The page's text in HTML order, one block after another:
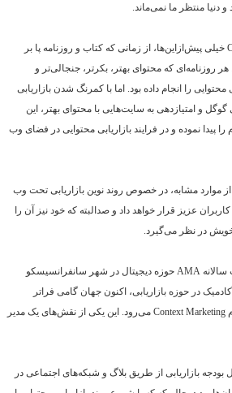
دنیا منتظر ما نمی‌ماند.
خیلی پیش‌ازاین‌ها، از زمانی که کتاب و روزنامه پا بر
روزنامه‌ای که محتوای بهتر، بکرتر، جنجالی‌تر و
را انجام داده بود. اما با کمرنگ شدن بازاریابی
و امتیازدهی به سایت‌هایی با محتوای بهتر، این
پیدا نموده و در فرایند بازاریابی محتوایی در فضای وب
موارد مشابه، در خصوص روند نوین بازاریابی تحت وب
عزیز قرار خواهد داد و صدالبته که خود نیز آن را
در نظر می‌گیرد.
AMA حوزه دیجیتال در شهر سانفرانسیسکو
در حوزه بازاریابی، اکنون جهان گامی فراتر
Context Marketing می‌رود. این‌ یکی از نقش‌های یک مدیر
میزان کل بودجه بازاریابی از طریق بلاگ و شبکه‌های اجتماعی در